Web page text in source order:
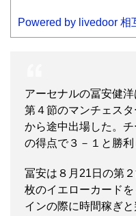
Powered by livedoor 相
アーセナルの冨安健
第４節のマンチェス
から途中出場した。
の得点で３－１と勝利
冨安は８月21日の第
枚のイエローカード
インの際に時間稼ぎ